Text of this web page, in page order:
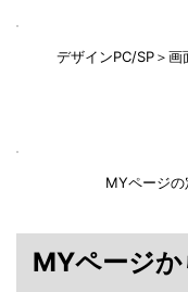
デザインPC/SP＞
MYページ
MYページ